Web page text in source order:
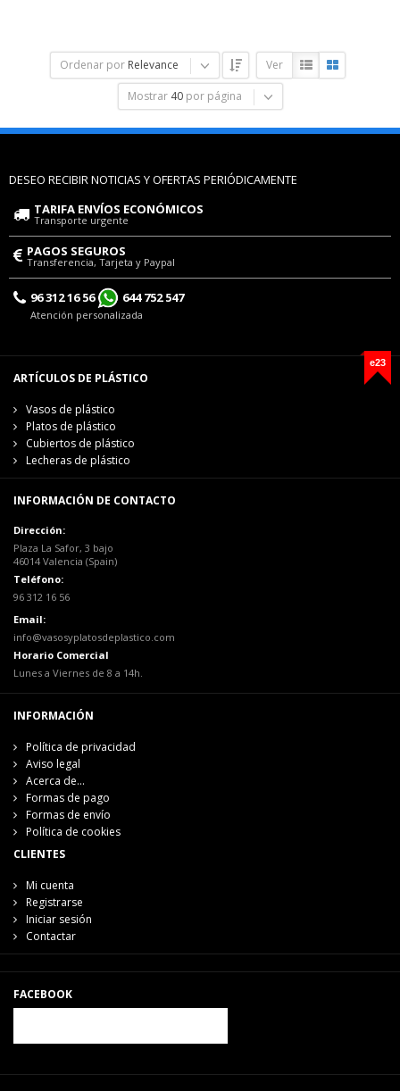
Ordenar por Relevance Ver
Mostrar 40 por página
DESEO RECIBIR NOTICIAS Y OFERTAS PERIÓDICAMENTE
TARIFA ENVÍOS ECONÓMICOS
Transporte urgente
PAGOS SEGUROS
Transferencia, Tarjeta y Paypal
96 312 16 56 644 752 547
Atención personalizada
e23
ARTÍCULOS DE PLÁSTICO
Vasos de plástico
Platos de plástico
Cubiertos de plástico
Lecheras de plástico
INFORMACIÓN DE CONTACTO
Dirección:
Plaza La Safor, 3 bajo
46014 Valencia (Spain)
Teléfono:
96 312 16 56
Email:
info@vasosyplatosdeplastico.com
Horario Comercial
Lunes a Viernes de 8 a 14h.
INFORMACIÓN
Política de privacidad
Aviso legal
Acerca de...
Formas de pago
Formas de envío
Política de cookies
CLIENTES
Mi cuenta
Registrarse
Iniciar sesión
Contactar
FACEBOOK